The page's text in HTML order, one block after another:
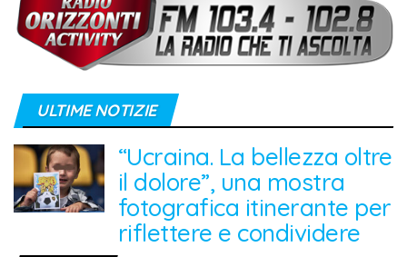
ULTIME NOTIZIE
“Ucraina. La bellezza oltre
il dolore”, una mostra
fotografica itinerante per
riflettere e condividere